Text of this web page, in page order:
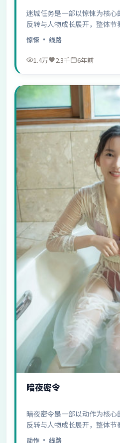
迷城任务是一部以惊悚为核心
反转与人物成长展开，整体节
惊悚 · 线路
1.4万 2.3千 6年前
暗夜密令
暗夜密令是一部以动作为核心
反转与人物成长展开，整体节
动作 · 线路